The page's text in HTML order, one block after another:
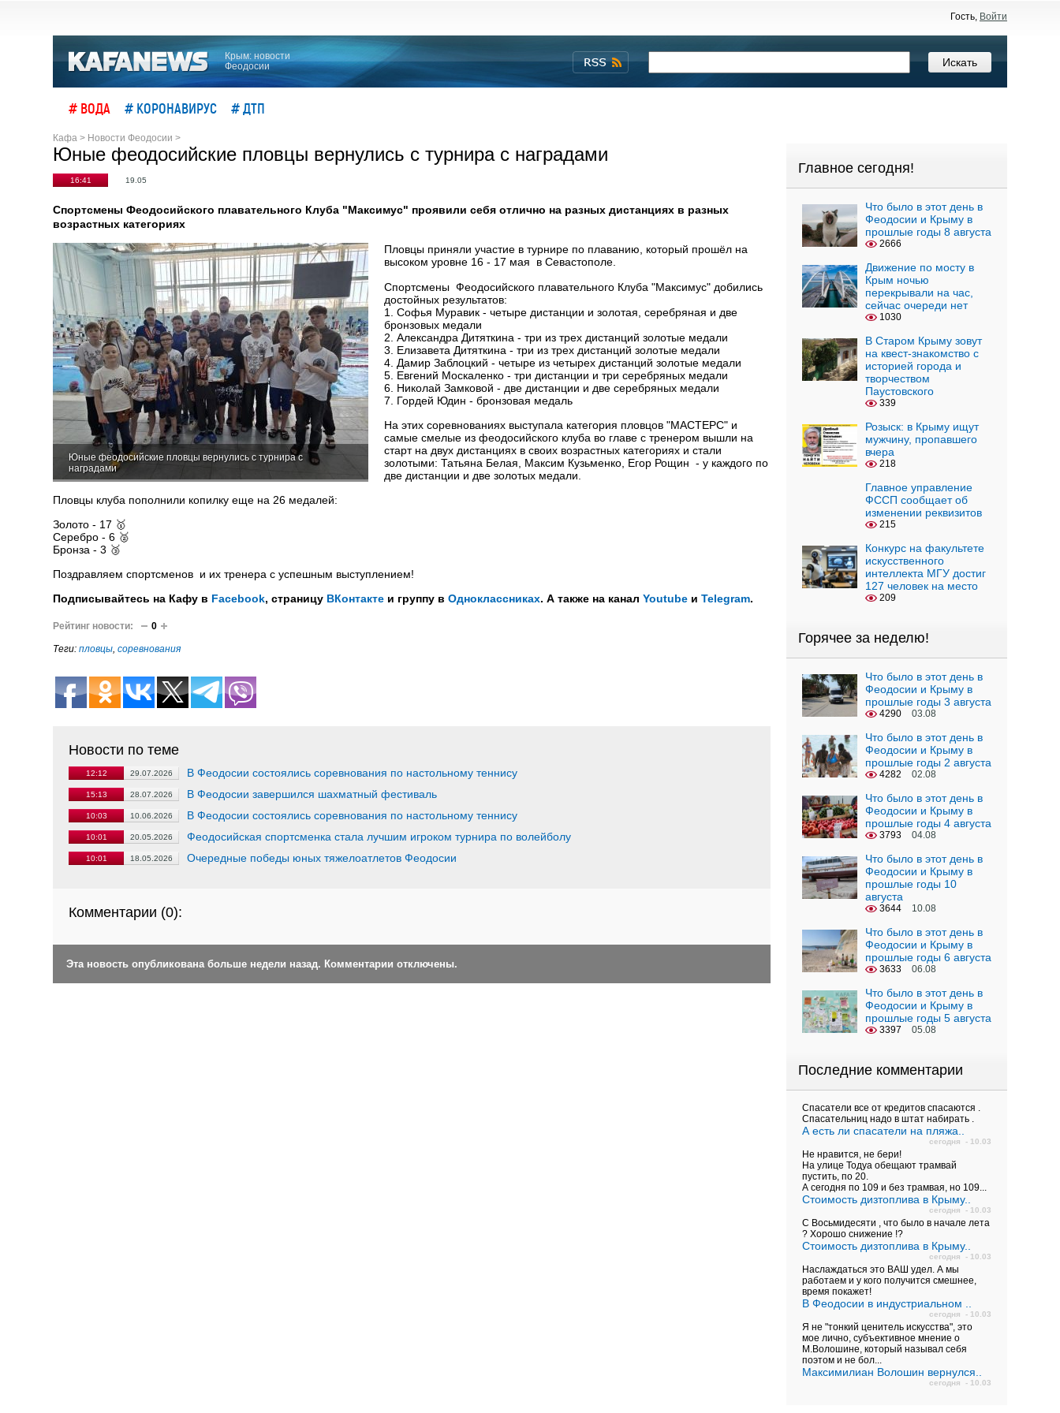
Гость, Войти
Крым: новости
Феодосии
# ВОДА # КОРОНАВИРУС # ДТП
Кафа > Новости Феодосии >
Юные феодосийские пловцы вернулись с турнира с наградами
16:41 19.05
Спортсмены Феодосийского плавательного Клуба "Максимус" проявили себя отлично на разных дистанциях в разных
возрастных категориях
Юные феодосийские пловцы вернулись с турнира с
наградами
Пловцы приняли участие в турнире по плаванию, который прошёл на
высоком уровне 16 - 17 мая в Севастополе.
Спортсмены Феодосийского плавательного Клуба "Максимус" добились
достойных результатов:
1. Софья Муравик - четыре дистанции и золотая, серебряная и две
бронзовых медали
2. Александра Дитяткина - три из трех дистанций золотые медали
3. Елизавета Дитяткина - три из трех дистанций золотые медали
4. Дамир Заблоцкий - четыре из четырех дистанций золотые медали
5. Евгений Москаленко - три дистанции и три серебряных медали
6. Николай Замковой - две дистанции и две серебряных медали
7. Гордей Юдин - бронзовая медаль
На этих соревнованиях выступала категория пловцов "МАСТЕРС" и
самые смелые из феодосийского клуба во главе с тренером вышли на
старт на двух дистанциях в своих возрастных категориях и стали
золотыми: Татьяна Белая, Максим Кузьменко, Егор Рощин - у каждого по
две дистанции и две золотых медали.
Пловцы клуба пополнили копилку еще на 26 медалей:
Золото - 17 🥇
Серебро - 6 🥈
Бронза - 3 🥉
Поздравляем спортсменов и их тренера с успешным выступлением!
Подписывайтесь на Кафу в Facebook, страницу ВКонтакте и группу в Одноклассниках. А также на канал Youtube и Telegram.
Рейтинг новости: 0
Теги: пловцы, соревнования
Новости по теме
12:12 29.07.2026 В Феодосии состоялись соревнования по настольному теннису
15:13 28.07.2026 В Феодосии завершился шахматный фестиваль
10:03 10.06.2026 В Феодосии состоялись соревнования по настольному теннису
10:01 20.05.2026 Феодосийская спортсменка стала лучшим игроком турнира по волейболу
10:01 18.05.2026 Очередные победы юных тяжелоатлетов Феодосии
Комментарии (0):
Эта новость опубликована больше недели назад. Комментарии отключены.
Главное сегодня!
Что было в этот день в
Феодосии и Крыму в
прошлые годы 8 августа
2666
Движение по мосту в
Крым ночью
перекрывали на час,
сейчас очереди нет
1030
В Старом Крыму зовут
на квест-знакомство с
историей города и
творчеством
Паустовского
339
Розыск: в Крыму ищут
мужчину, пропавшего
вчера
218
Главное управление
ФССП сообщает об
изменении реквизитов
215
Конкурс на факультете
искусственного
интеллекта МГУ достиг
127 человек на место
209
Горячее за неделю!
Что было в этот день в
Феодосии и Крыму в
прошлые годы 3 августа
4290 03.08
Что было в этот день в
Феодосии и Крыму в
прошлые годы 2 августа
4282 02.08
Что было в этот день в
Феодосии и Крыму в
прошлые годы 4 августа
3793 04.08
Что было в этот день в
Феодосии и Крыму в
прошлые годы 10
августа
3644 10.08
Что было в этот день в
Феодосии и Крыму в
прошлые годы 6 августа
3633 06.08
Что было в этот день в
Феодосии и Крыму в
прошлые годы 5 августа
3397 05.08
Последние комментарии
Спасатели все от кредитов спасаются .
Спасательниц надо в штат набирать .
А есть ли спасатели на пляжа..
сегодня - 10.03
Не нравится, не бери!
На улице Тодуа обещают трамвай
пустить, по 20.
А сегодня по 109 и без трамвая, но 109...
Стоимость дизтоплива в Крыму..
сегодня - 10.03
С Восьмидесяти , что было в начале лета
? Хорошо снижение !?
Стоимость дизтоплива в Крыму..
сегодня - 10.03
Наслаждаться это ВАШ удел. А мы
работаем и у кого получится смешнее,
время покажет!
В Феодосии в индустриальном ..
сегодня - 10.03
Я не "тонкий ценитель искусства", это
мое лично, субъективное мнение о
М.Волошине, который называл себя
поэтом и не бол...
Максимилиан Волошин вернулся..
сегодня - 10.03